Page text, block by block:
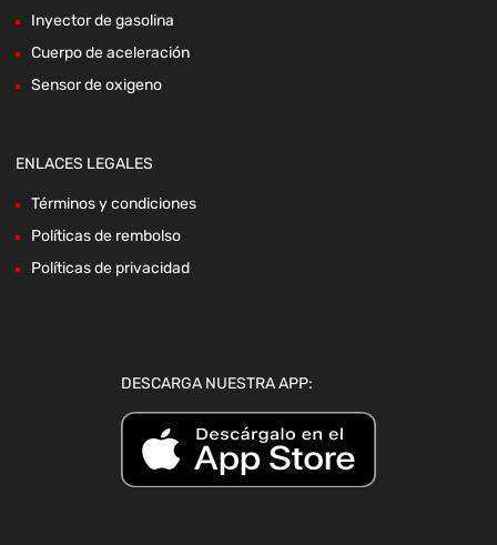
Inyector de gasolina
Cuerpo de aceleración
Sensor de oxigeno
ENLACES LEGALES
Términos y condiciones
Políticas de rembolso
Políticas de privacidad
DESCARGA NUESTRA APP: